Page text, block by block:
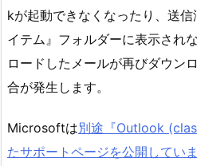
kが起動できなくなったり、送
イテム』フォルダーに表示され
ロードしたメールが再びダウン
合が発生します。
Microsoftは別途『Outlook
たサポートページを公開してい